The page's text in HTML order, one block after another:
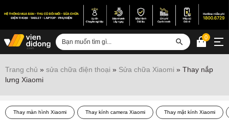
Sửa iPhone
0
Trang chủ » sửa chữa điện thoại » Sửa chữa Xiaomi » Thay nắp
lưng Xiaomi
Thay màn hình Xiaomi Thay kính camera Xiaomi Thay mặt kính Xiaomi